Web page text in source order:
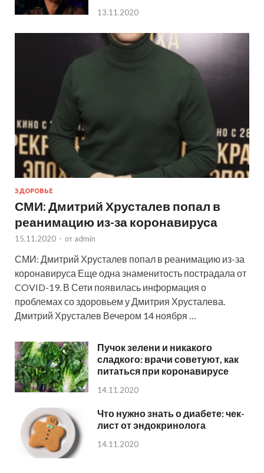
13.11.2020
ЗДОРОВЬЕ
СМИ: Дмитрий Хрусталев попал в
реанимацию из-за коронавируса
15.11.2020 - от admin
СМИ: Дмитрий Хрусталев попал в реанимацию из-за
коронавируса Еще одна знаменитость пострадала от
COVID-19. В Сети появилась информация о
проблемах со здоровьем у Дмитрия Хрусталева.
Дмитрий Хрусталев Вечером 14 ноября …
Пучок зелени и никакого
сладкого: врачи советуют, как
питаться при коронавирусе
14.11.2020
Что нужно знать о диабете: чек-
лист от эндокринолога
14.11.2020